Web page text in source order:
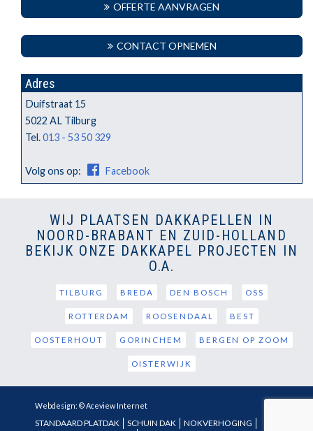
OFFERTE AANVRAGEN
CONTACT OPNEMEN
Adres
Duifstraat 15
5022 AL Tilburg
Tel.013 - 53 50 329
Volg ons op: Facebook
WIJ PLAATSEN DAKKAPELLEN IN
NOORD-BRABANT EN ZUID-HOLLAND
BEKIJK ONZE DAKKAPEL PROJECTEN IN
O.A.
TILBURG BREDA DEN BOSCH OSS
ROTTERDAM ROOSENDAAL BEST
OOSTERHOUT GORINCHEM BERGEN OP ZOOM
OISTERWIJK
Webdesign: © Aceview Internet
STANDAARD PLATDAK SCHUIN DAK
NOKVERHOGING